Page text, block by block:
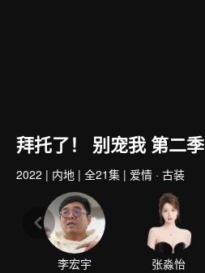
拜托了！ 别宠我 第二季
2022 | 内地 | 全21集 | 爱情 · 古装
李宏宇
张淼怡